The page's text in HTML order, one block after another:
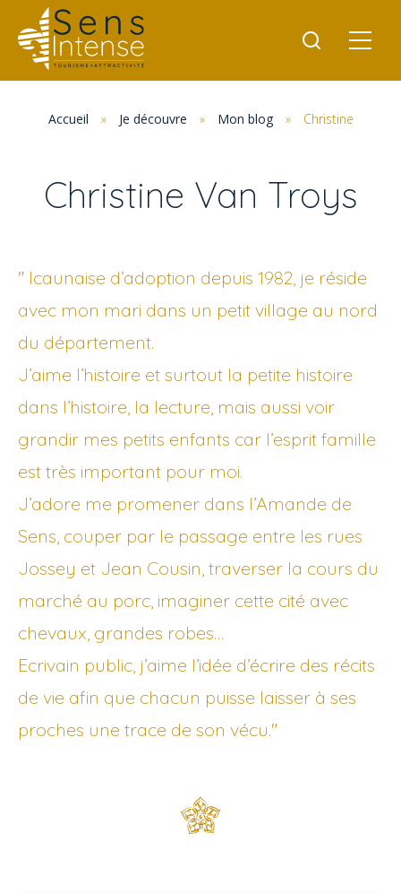
Accueil » Je découvre » Mon blog » Christine
Christine Van Troys
" Icaunaise d’adoption depuis 1982, je réside
avec mon mari dans un petit village au nord
du département.
J’aime l’histoire et surtout la petite histoire
dans l’histoire, la lecture, mais aussi voir
grandir mes petits enfants car l’esprit famille
est très important pour moi.
J’adore me promener dans l’Amande de
Sens, couper par le passage entre les rues
Jossey et Jean Cousin, traverser la cours du
marché au porc, imaginer cette cité avec
chevaux, grandes robes…
Ecrivain public, j’aime l’idée d’écrire des récits
de vie afin que chacun puisse laisser à ses
proches une trace de son vécu."